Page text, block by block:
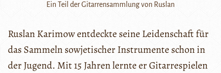
Ein Teil der Gitarrensammlung von Ruslan
Ruslan Karimow entdeckte seine Leidenschaft für
das Sammeln sowjetischer Instrumente schon in
der Jugend. Mit 15 Jahren lernte er Gitarrespielen